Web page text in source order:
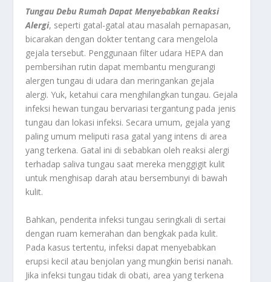
Tungau Debu Rumah DapatMenyebabkan Reaksi
Alergi, seperti gatal-gatal atau masalah pernapasan,
bicarakan dengan dokter tentang cara mengelola
gejala tersebut. Penggunaan filter udara HEPA dan
pembersihan rutin dapat membantu mengurangi
alergen tungau di udara dan meringankan gejala
alergi. Yuk, ketahui cara menghilangkan tungau. Gejala
infeksi hewan tungau bervariasi tergantung pada jenis
tungau dan lokasi infeksi. Secara umum, gejala yang
paling umum meliputi rasa gatal yang intens di area
yang terkena. Gatal ini di sebabkan oleh reaksi alergi
terhadap saliva tungau saat mereka menggigit kulit
untuk menghisap darah atau bersembunyi di bawah
kulit.
Bahkan, penderita infeksi tungau seringkali di sertai
dengan ruam kemerahan dan bengkak pada kulit.
Pada kasus tertentu, infeksi dapat menyebabkan
erupsi kecil atau benjolan yang mungkin berisi nanah.
Jika infeksi tungau tidak di obati, area yang terkena